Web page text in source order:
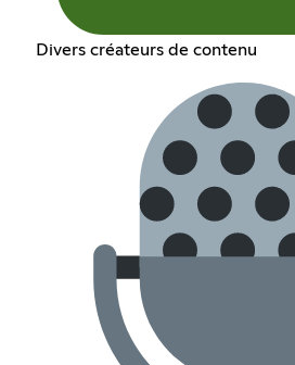
Divers créateurs de contenu